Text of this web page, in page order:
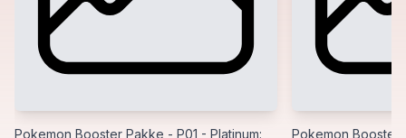
Pokemon Booster Pakke - P01 - Platinum: Pokemon Booster